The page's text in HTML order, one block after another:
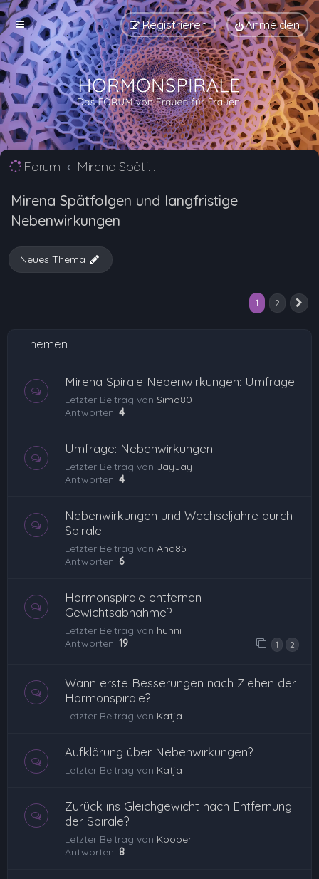
Anmelden
Registrieren
Forum Mirena Spätfolgen und langfristige Nebenwirkungen
Mirena Spätfolgen und langfristige
Nebenwirkungen
Neues Thema
1 2
Themen
Mirena Spirale Nebenwirkungen: Umfrage
Letzter Beitrag von Simo80
Antworten: 4
Umfrage: Nebenwirkungen
Letzter Beitrag von JayJay
Antworten: 4
Nebenwirkungen und Wechseljahre durch
Spirale
Letzter Beitrag von Ana85
Antworten: 6
Hormonspirale entfernen
Gewichtsabnahme?
Letzter Beitrag von huhni
Antworten: 19 1 2
Wann erste Besserungen nach Ziehen der
Hormonspirale?
Letzter Beitrag von Katja
Aufklärung über Nebenwirkungen?
Letzter Beitrag von Katja
Zurück ins Gleichgewicht nach Entfernung
der Spirale?
Letzter Beitrag von Kooper
Antworten: 8